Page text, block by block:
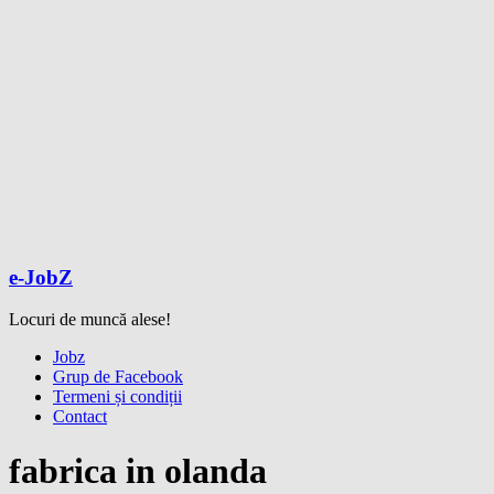
e-JobZ
Locuri de muncă alese!
Meniu Jobz
Grup de Facebook
Termeni și condiții
Contact
fabrica in olanda